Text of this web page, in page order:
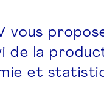
vous
de la
et